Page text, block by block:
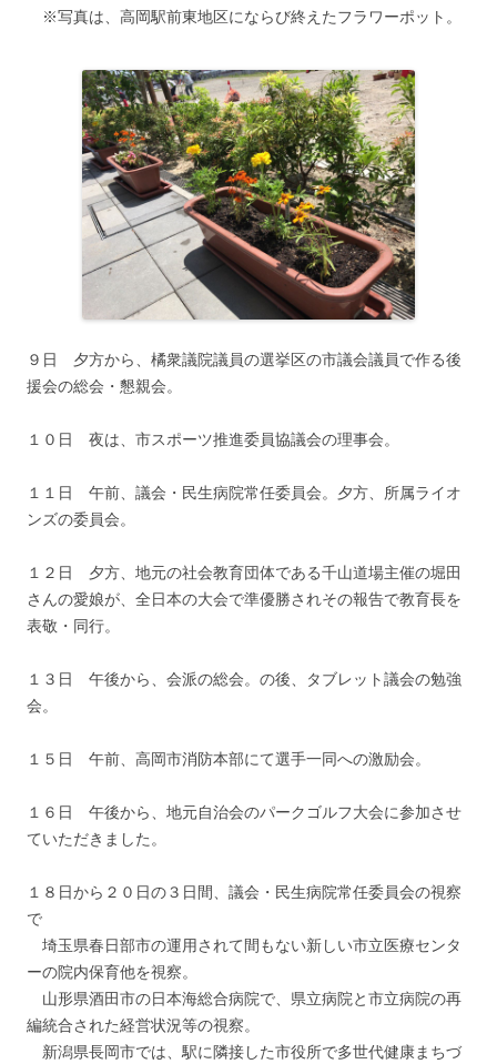
※写真は、高岡駅前東地区にならび終えたフラワーポット。
９日 夕方から、橘衆議院議員の選挙区の市議会議員で作る後
援会の総会・懇親会。
１０日 夜は、市スポーツ推進委員協議会の理事会。
１１日 午前、議会・民生病院常任委員会。夕方、所属ライオ
ンズの委員会。
１２日 夕方、地元の社会教育団体である千山道場主催の堀田
さんの愛娘が、全日本の大会で準優勝されその報告で教育長を
表敬・同行。
１３日 午後から、会派の総会。の後、タブレット議会の勉強
会。
１５日 午前、高岡市消防本部にて選手一同への激励会。
１６日 午後から、地元自治会のパークゴルフ大会に参加させ
ていただきました。
１８日から２０日の３日間、議会・民生病院常任委員会の視察
で
埼玉県春日部市の運用されて間もない新しい市立医療センタ
ーの院内保育他を視察。
山形県酒田市の日本海総合病院で、県立病院と市立病院の再
編統合された経営状況等の視察。
新潟県長岡市では、駅に隣接した市役所で多世代健康まちづ